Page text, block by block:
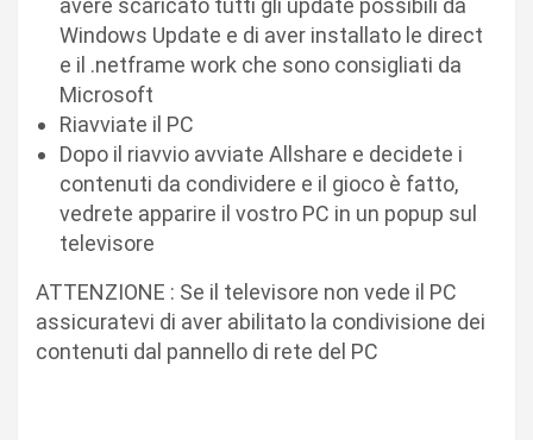
avere scaricato tutti gli update possibili da
Windows Update e di aver installato le direct
e il .netframe work che sono consigliati da
Microsoft
Riavviate il PC
Dopo il riavvio avviate Allshare e decidete i
contenuti da condividere e il gioco è fatto,
vedrete apparire il vostro PC in un popup sul
televisore
ATTENZIONE : Se il televisore non vede il PC
assicuratevi di aver abilitato la condivisione dei
contenuti dal pannello di rete del PC